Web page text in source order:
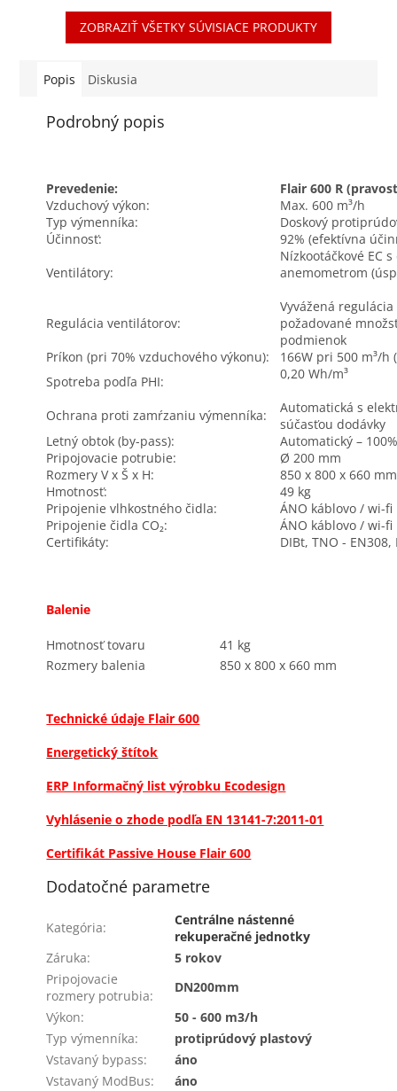
existujúceho vetracieho
systému Brink. Senzor
meria...
senzor kedykoľvek.
Nadčasový dizajn bude
vhodný do...
ZOBRAZIŤ VŠETKY SÚVISIACE PRODUKTY
Popis Diskusia
Podrobný popis
Prevedenie:
Flair 600 R
Vzduchový výkon:
Max. 600 m³/h
Typ výmenníka:
Doskový
Účinnosť:
92% (efektívna
Ventilátory:
Nízkootáčkové EC
anemometrom
Regulácia ventilátorov:
Vyvážená
požadované
podmienok
Príkon (pri 70% vzduchového výkonu):
166W pri 500 m³/h
Spotreba podľa PHI:
0,20 Wh/m³
Ochrana proti zamŕzaniu výmenníka:
Automatická s
súčasťou dodávky
Letný obtok (by-pass):
Automatický –
Pripojovacie potrubie:
Ø 200 mm
Rozmery V x Š x H:
850 x 800 x 660 mm
Hmotnosť:
49 kg
Pripojenie vlhkostného čidla:
ÁNO káblovo / wi-fi
Pripojenie čidla CO₂:
ÁNO káblovo / wi-fi
Certifikáty:
DIBt, TNO - EN308,
Balenie
Hmotnosť tovaru
41 kg
Rozmery balenia
850 x 800 x 660 mm
Technické údaje Flair 600
Energetický štítok
ERP Informačný list výrobku Ecodesign
Vyhlásenie o zhode podľa EN 13141-7:2011-01
Certifikát Passive House Flair 600
Dodatočné parametre
Kategória:
Centrálne nástenné
rekuperačné jednotky
Záruka:
5 rokov
Pripojovacie
rozmery potrubia:
DN200mm
Výkon:
50 - 600 m3/h
Typ výmenníka:
protiprúdový plastový
Vstavaný bypass:
áno
Vstavaný ModBus:
áno